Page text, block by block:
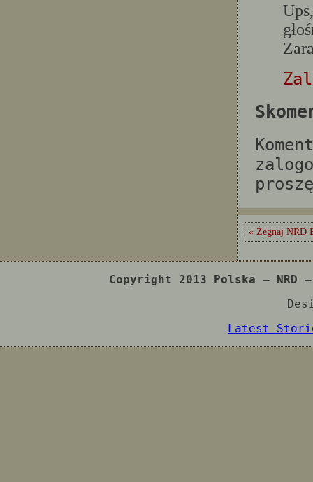
« Żegnaj NRD
Copyright 2013 Polska –
Latest